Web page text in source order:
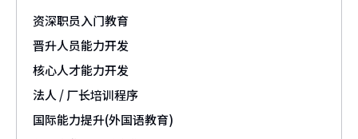
资深职员入门教育
晋升人员能力开发
核心人才能力开发
法人 / 厂长培训程序
国际能力提升(外国语教育)